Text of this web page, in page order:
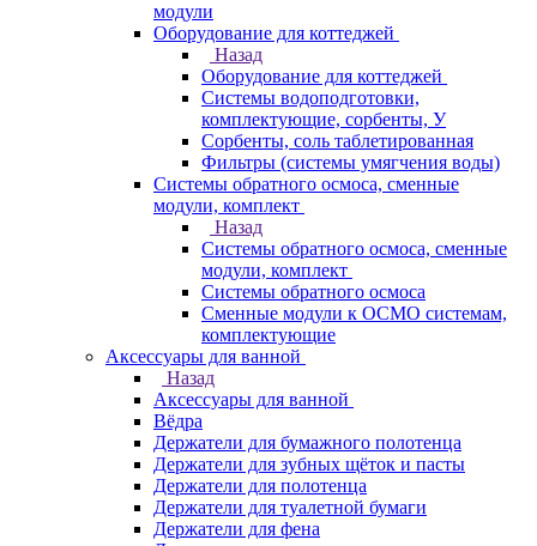
модули
Оборудование для коттеджей
Назад
Оборудование для коттеджей
Системы водоподготовки,
комплектующие, сорбенты, У
Сорбенты, соль таблетированная
Фильтры (системы умягчения воды)
Системы обратного осмоса, сменные
модули, комплект
Назад
Системы обратного осмоса, сменные
модули, комплект
Системы обратного осмоса
Сменные модули к ОСМО системам,
комплектующие
Аксессуары для ванной
Назад
Аксессуары для ванной
Вёдра
Держатели для бумажного полотенца
Держатели для зубных щёток и пасты
Держатели для полотенца
Держатели для туалетной бумаги
Держатели для фена